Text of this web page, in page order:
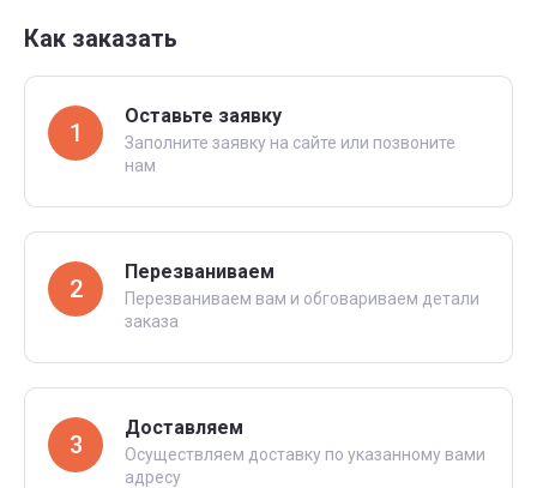
Как заказать
1
Оставьте заявку
Заполните заявку на сайте или позвоните
нам
2
Перезваниваем
Перезваниваем вам и обговариваем детали
заказа
3
Доставляем
Осуществляем доставку по указанному вами
адресу